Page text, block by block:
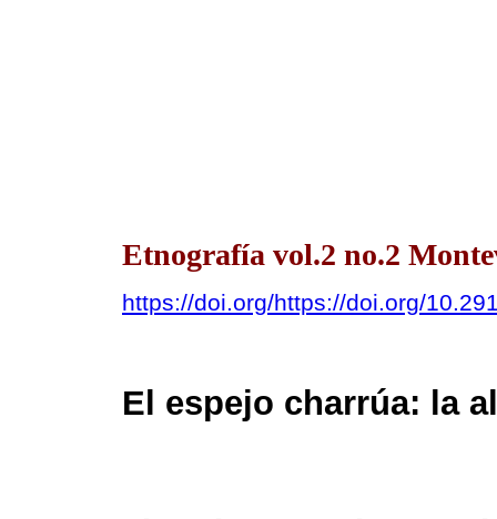
Etnografía vol.2 no.2
https://doi.org/https://doi.org/
El espejo charrúa: la